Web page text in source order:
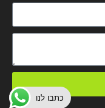
כתבו לנו